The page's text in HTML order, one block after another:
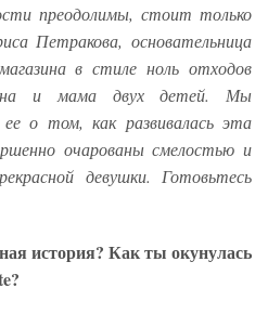
преодолимы, стоит только
Петракова, основательница
в стиле ноль отходов
и мама двух детей. Мы
ее о том, как развивалась эта
очарованы смелостью и
девушки. Готовьтесь
история? Как ты окунулась